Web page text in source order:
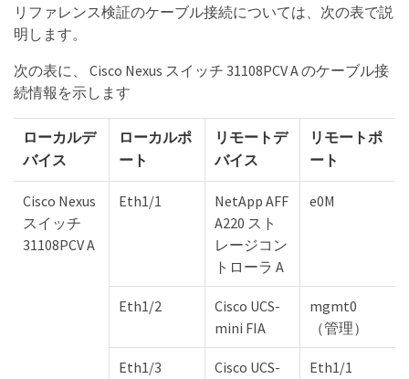
リファレンス検証のケーブル接続については、次の表で説
明します。
次の表に、 Cisco Nexus スイッチ 31108PCV A のケーブル接
続情報を示します
ローカルデ
バイス
ローカルポ
ート
リモートデ
バイス
リモートポ
ート
Cisco Nexus
スイッチ
31108PCV A
Eth1/1
NetApp AFF
A220 スト
レージコン
トローラ A
e0M
Eth1/2
Cisco UCS-
mini FIA
mgmt0
（管理）
Eth1/3
Cisco UCS-
Eth1/1